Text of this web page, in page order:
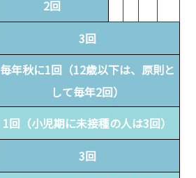
2回
3回
毎年秋に1回（12歳以下は、原則と
して毎年2回）
1回（小児期に未接種の人は3回）
3回